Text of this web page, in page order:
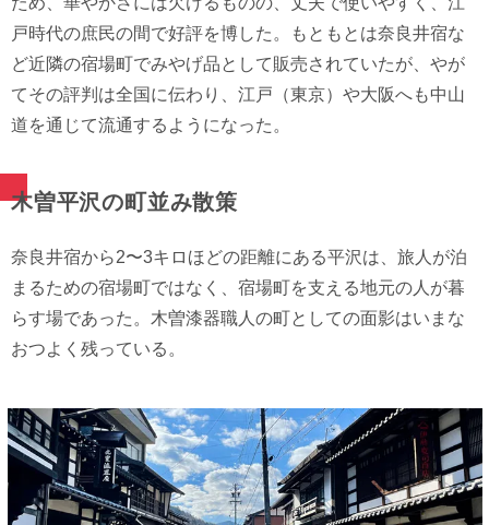
戸時代の庶民の間で好評を博した。もともとは奈良井宿な
ど近隣の宿場町でみやげ品として販売されていたが、やが
てその評判は全国に伝わり、江戸（東京）や大阪へも中山
道を通じて流通するようになった。
木曽平沢の町並み散策
奈良井宿から2〜3キロほどの距離にある平沢は、旅人が泊
まるための宿場町ではなく、宿場町を支える地元の人が暮
らす場であった。木曽漆器職人の町としての面影はいまな
おつよく残っている。